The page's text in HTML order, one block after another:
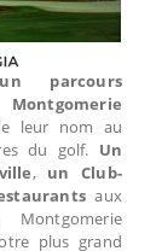
parcours
leur nom au
du golf. Un
, un Club-
aux
plus grand